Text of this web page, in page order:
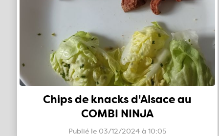
Chips de knacks d'Alsace au
COMBI NINJA
Publié le 03/12/2024 à 10:05